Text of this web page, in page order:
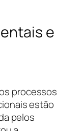
e
processos
estão
pelos